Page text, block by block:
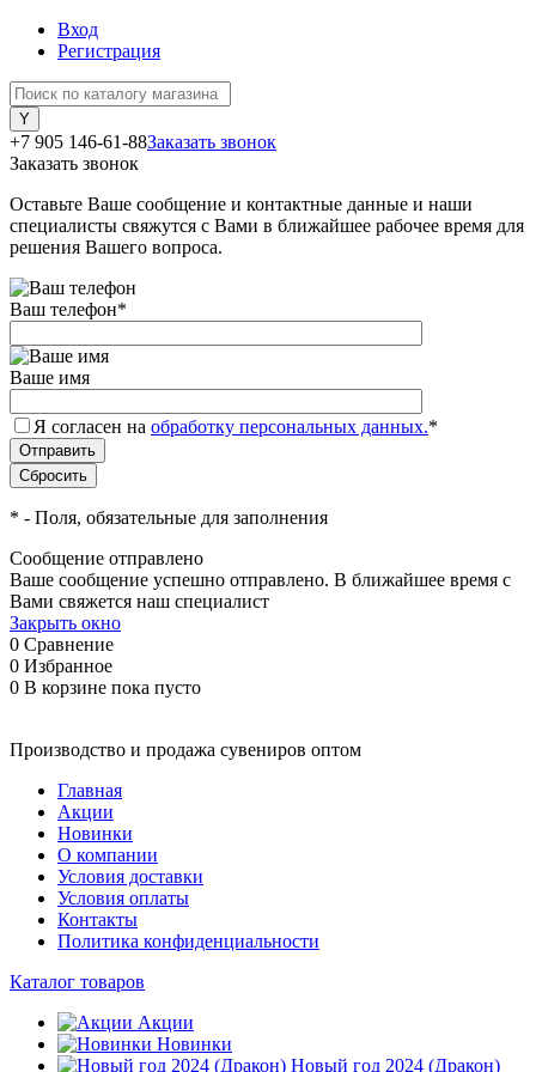
Вход
Регистрация
+7 905 146-61-88Заказать звонок
Заказать звонок
Оставьте Ваше сообщение и контактные данные и наши
специалисты свяжутся с Вами в ближайшее рабочее время для
решения Вашего вопроса.
Ваш телефон*
Ваше имя
Я согласен на обработку персональных данных.*
* - Поля, обязательные для заполнения
Сообщение отправлено
Ваше сообщение успешно отправлено. В ближайшее время с
Вами свяжется наш специалист
Закрыть окно
0 Сравнение
0 Избранное
0 В корзине пока пусто
Производство и продажа сувениров оптом
Главная
Акции
Новинки
О компании
Условия доставки
Условия оплаты
Контакты
Политика конфиденциальности
Каталог товаров
Акции
Новинки
Новый год 2024 (Дракон)